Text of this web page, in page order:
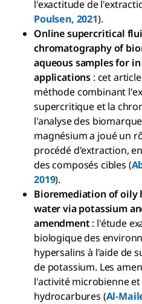
l'exactitude de
Poulsen, 2021).
Online supercritical
chromatography of
aqueous samples for
applications : cet
méthode combinant
supercritique et la
l'analyse des
magnésium a joué un
procédé d'extraction,
des composés cibles (
2019).
Bioremediation of oily
water via potassium
amendment : l'étude
biologique des
hypersalins à l'aide de
de potassium. Les
l'activité microbienne
hydrocarbures (Al-